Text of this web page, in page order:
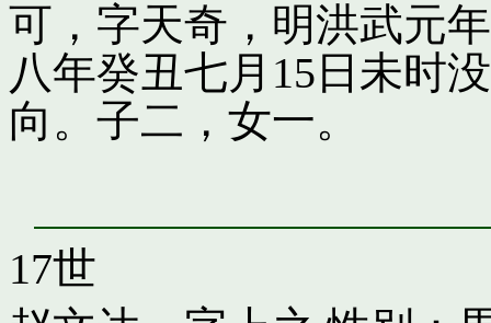
可，字天奇，明洪武元
八年癸丑七月15日未时
向。子二，女一。
17世